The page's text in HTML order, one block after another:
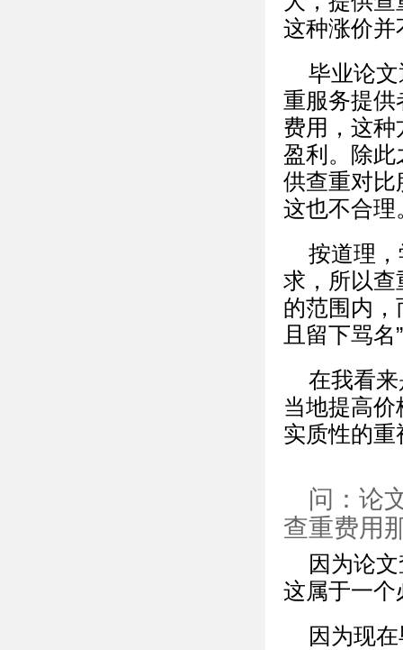
这种涨价并
毕业论
重服务提供
费用，这
盈利。除此
供查重对比
这也不合理
按道理
求，所以查
的范围内，
且留下骂名
在我看
当地提高
实质性的重
问：论
查重费用
因为论
这属于一个
因为现